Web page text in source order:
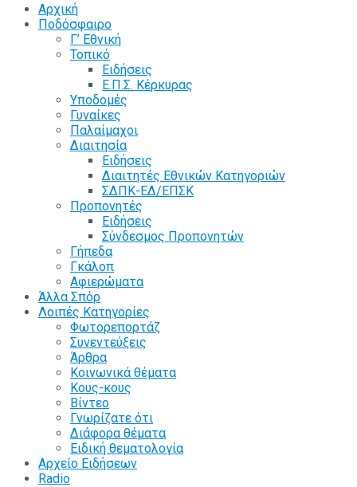
Αρχική
Ποδόσφαιρο
Γ’ Εθνική
Τοπικό
Ειδήσεις
Ε.Π.Σ. Κέρκυρας
Υποδομές
Γυναίκες
Παλαίμαχοι
Διαιτησία
Ειδήσεις
Διαιτητές Εθνικών Κατηγοριών
ΣΔΠΚ-ΕΔ/ΕΠΣΚ
Προπονητές
Ειδήσεις
Σύνδεσμος Προπονητών
Γήπεδα
Γκάλοπ
Αφιερώματα
Άλλα Σπόρ
Λοιπές Κατηγορίες
Φωτορεπορτάζ
Συνεντεύξεις
Άρθρα
Κοινωνικά θέματα
Κους-κους
Βίντεο
Γνωρίζατε ότι
Διάφορα θέματα
Ειδική θεματολογία
Αρχείο Ειδήσεων
Radio